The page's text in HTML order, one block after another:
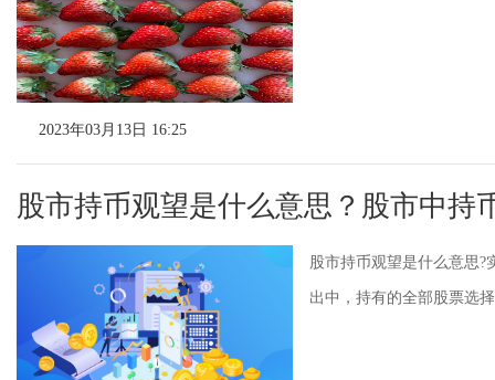
2023年03月13日 16:25
股市持币观望是什么意思？股市中持
股市持币观望是什么意思
出中，持有的全部股票选